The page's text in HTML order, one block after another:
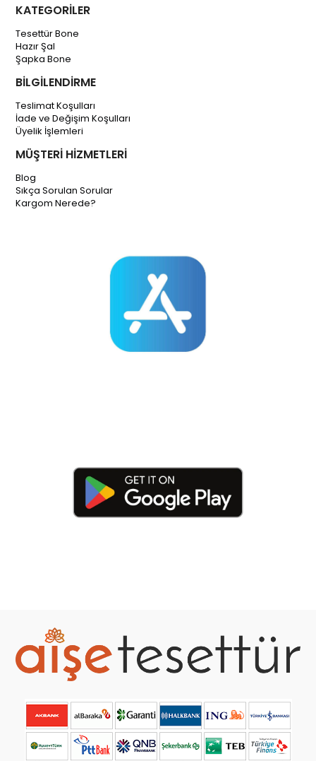
KATEGORİLER
Tesettür Bone
Hazır Şal
Şapka Bone
BİLGİLENDİRME
Teslimat Koşulları
İade ve Değişim Koşulları
Üyelik İşlemleri
MÜŞTERİ HİZMETLERİ
Blog
Sıkça Sorulan Sorular
Kargom Nerede?